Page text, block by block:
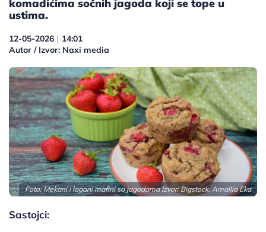
komadićima sočnih jagoda koji se tope u
ustima.
12-05-2026 | 14:01
Autor / Izvor: Naxi media
Foto: Mekani i lagani mafini sa jagodama Izvor: Bigstock, Amallia Eka
Sastojci: